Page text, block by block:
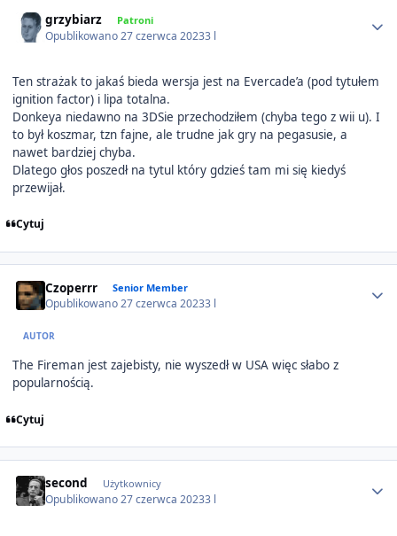
grzybiarz Patroni
Opublikowano27 czerwca 20233 l
Ten strażak to jakaś bieda wersja jest na Evercade’a (pod tytułem
ignition factor) i lipa totalna.
Donkeya niedawno na 3DSie przechodziłem (chyba tego z wii u). I
to był koszmar, tzn fajne, ale trudne jak gry na pegasusie, a
nawet bardziej chyba.
Dlatego głos poszedł na tytul który gdzieś tam mi się kiedyś
przewijał.
Cytuj
Czoperrr Senior Member
Opublikowano27 czerwca 20233 l
AUTOR
The Fireman jest zajebisty, nie wyszedł w USA więc słabo z
popularnością.
Cytuj
second Użytkownicy
Opublikowano27 czerwca 20233 l